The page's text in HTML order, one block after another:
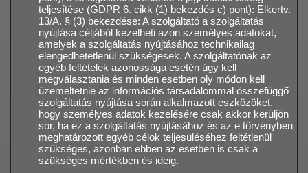
teljesítése (GDPR 6. cikk (1) bekezdés c) pont): Elkertv.
13/A. § (3) bekezdése: A szolgáltató a szolgáltatás
nyújtása céljából kezelheti azon személyes adatokat,
amelyek a szolgáltatás nyújtásához technikailag
elengedhetetlenül szükségesek. A szolgáltatónak az
egyéb feltételek azonossága esetén úgy kell
megválasztania és minden esetben oly módon kell
üzemeltetnie az információs társadalommal összefüggő
szolgáltatás nyújtása során alkalmazott eszközöket,
hogy személyes adatok kezelésére csak akkor kerüljön
sor, ha ez a szolgáltatás nyújtásához és az e törvényben
meghatározott egyéb célok teljesüléséhez feltétlenül
szükséges, azonban ebben az esetben is csak a
szükséges mértékben és ideig.